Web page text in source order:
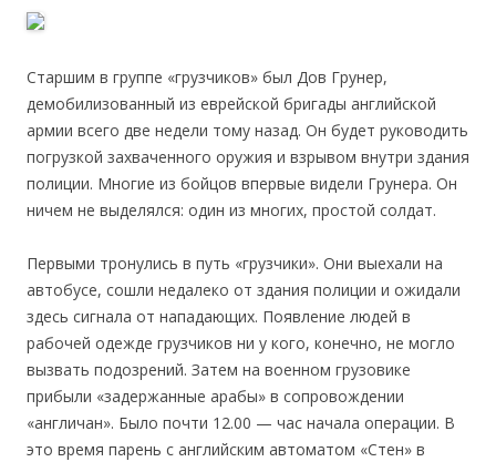
Старшим в группе «грузчиков» был Дов Грунер,
демобилизованный из еврейской бригады английской
армии всего две недели тому назад. Он будет руководить
погрузкой захваченного оружия и взрывом внутри здания
полиции. Многие из бойцов впервые видели Грунера. Он
ничем не выделялся: один из многих, простой солдат.
Первыми тронулись в путь «грузчики». Они выехали на
автобусе, сошли недалеко от здания полиции и ожидали
здесь сигнала от нападающих. Появление людей в
рабочей одежде грузчиков ни у кого, конечно, не могло
вызвать подозрений. Затем на военном грузовике
прибыли «задержанные арабы» в сопровождении
«англичан». Было почти 12.00 — час начала операции. В
это время парень с английским автоматом «Стен» в